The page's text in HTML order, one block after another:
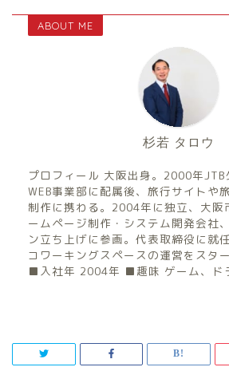
ABOUT ME
杉若 タロウ
プロフィール 大阪出身。2000年JTB
WEB事業部に配属後、旅行サイトや
制作に携わる。2004年に独立、大阪
ームページ制作・システム開発会社
ン立ち上げに参画。代表取締役に就
コワーキングスペースの運営をスタ
■入社年 2004年 ■趣味 ゲーム、ド